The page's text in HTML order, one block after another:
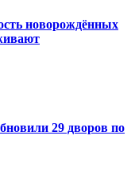
новорождённых
29 дворов по